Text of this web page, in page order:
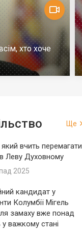
хто хоче
Ще
вчить перемагати
Леву Духовному
2025
кандидат у
Колумбії Мігель
замаху вже понад
важкому стані